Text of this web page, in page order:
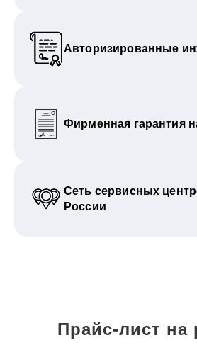
Авторизированные
Фирменная гарантия
Сеть сервисных
России
Прайс-лист на